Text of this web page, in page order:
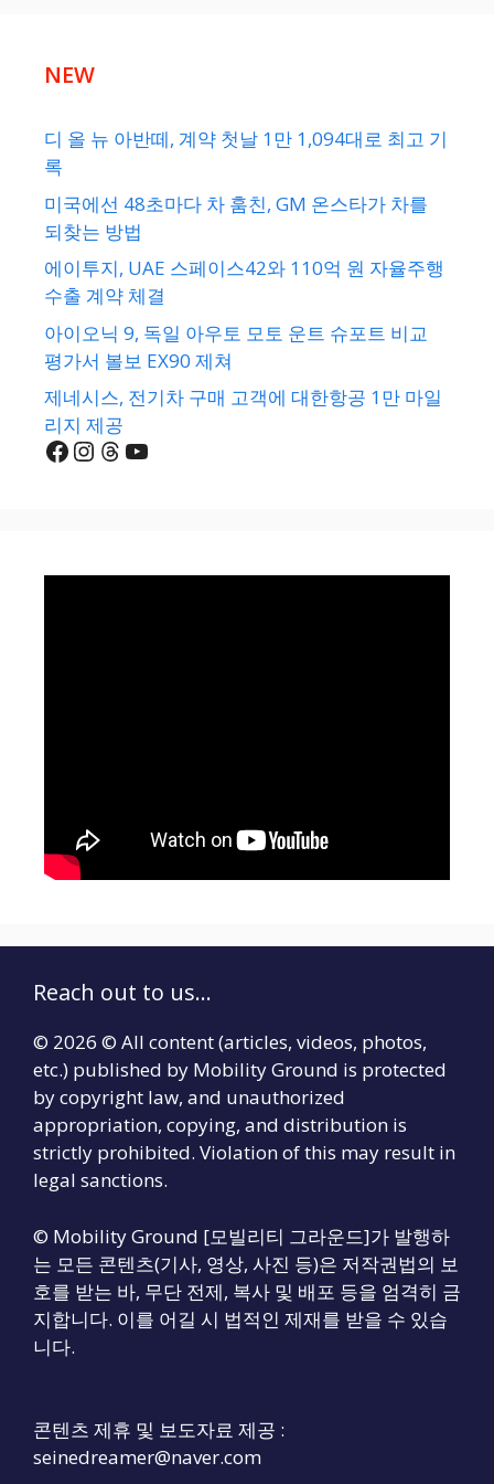
NEW
디 올 뉴 아반떼, 계약 첫날 1만 1,094대로 최고 기
록
미국에선 48초마다 차 훔친, GM 온스타가 차를
되찾는 방법
에이투지, UAE 스페이스42와 110억 원 자율주행
수출 계약 체결
아이오닉 9, 독일 아우토 모토 운트 슈포트 비교
평가서 볼보 EX90 제쳐
제네시스, 전기차 구매 고객에 대한항공 1만 마일
리지 제공
Facebook
Instagram
Threads
YouTube
Reach out to us...
© 2026 © All content (articles, videos, photos,
etc.) published by Mobility Ground is protected
by copyright law, and unauthorized
appropriation, copying, and distribution is
strictly prohibited. Violation of this may result in
legal sanctions.
© Mobility Ground [모빌리티 그라운드]가 발행하
는 모든 콘텐츠(기사, 영상, 사진 등)은 저작권법의 보
호를 받는 바, 무단 전제, 복사 및 배포 등을 엄격히 금
지합니다. 이를 어길 시 법적인 제재를 받을 수 있습
니다.
콘텐츠 제휴 및 보도자료 제공 :
seinedreamer@naver.com